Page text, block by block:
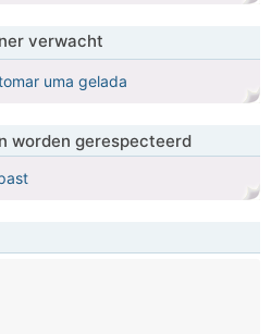
verwacht
uma gelada
worden gerespecteerd